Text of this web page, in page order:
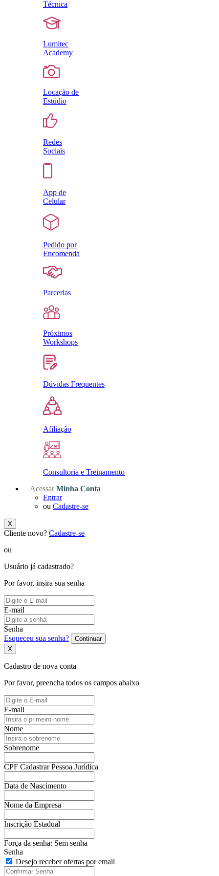
Técnica
Lumitec
Academy
Locação de
Estúdio
Redes
Sociais
App de
Celular
Pedido por
Encomenda
Parcerias
Próximos
Workshops
Dúvidas Frequentes
Afiliação
Consultoria e Treinamento
Acessar Minha Conta
Entrar
ou Cadastre-se
X
Cliente novo? Cadastre-se
ou
Usuário já cadastrado?
Por favor, insira sua senha
E-mail
Senha
Esqueceu sua senha?
Continuar
X
Cadastro de nova conta
Por favor, preencha todos os campos abaixo
E-mail
Nome
Sobrenome
CPF Cadastrar Pessoa Jurídica
Data de Nascimento
Nome da Empresa
Inscrição Estadual
Força da senha: Sem senha
Senha
Desejo receber ofertas por email